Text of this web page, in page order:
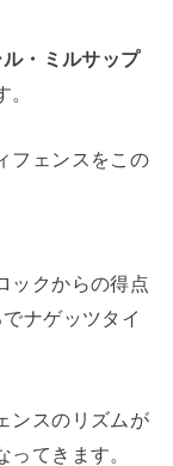
・ミルサップ
フェンスをこの
ックからの得点
ナゲッツタイ
ンスのリズムが
てきます。